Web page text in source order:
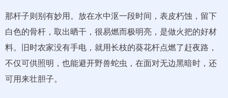
那杆子则别有妙用。放在水中沤一段时间，表皮朽蚀，留下
白色的骨杆，取出晒干，很易燃而极明亮，是做火把的好材
料。旧时农家没有手电，就用长枝的葵花杆点燃了赶夜路，
不仅可供照明，也能避开野兽蛇虫，在面对无边黑暗时，还
可用来壮胆子。